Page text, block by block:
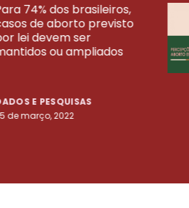
74% dos brasileiros,
de aborto previsto
lei devem ser
ou ampliados
E PESQUISAS
de março, 2022